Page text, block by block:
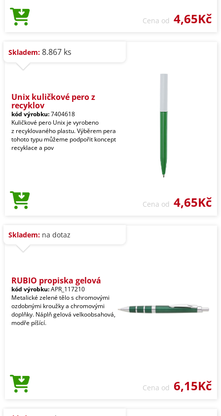
Cena od 4,65Kč
Skladem: 8.867 ks
Unix kuličkové pero z
recyklov
kód výrobku:7404618
Kuličkové pero Unix je vyrobeno
z recyklovaného plastu. Výběrem pera
tohoto typu můžeme podpořit koncept
recyklace a pov
Cena od 4,65Kč
Skladem: na dotaz
RUBIO propiska gelová
kód výrobku:APR_117210
Metalické zelené tělo s chromovými
ozdobnými kroužky a chromovými
doplňky. Náplň gelová velkoobsahová,
modře píšící.
Cena od 6,15Kč